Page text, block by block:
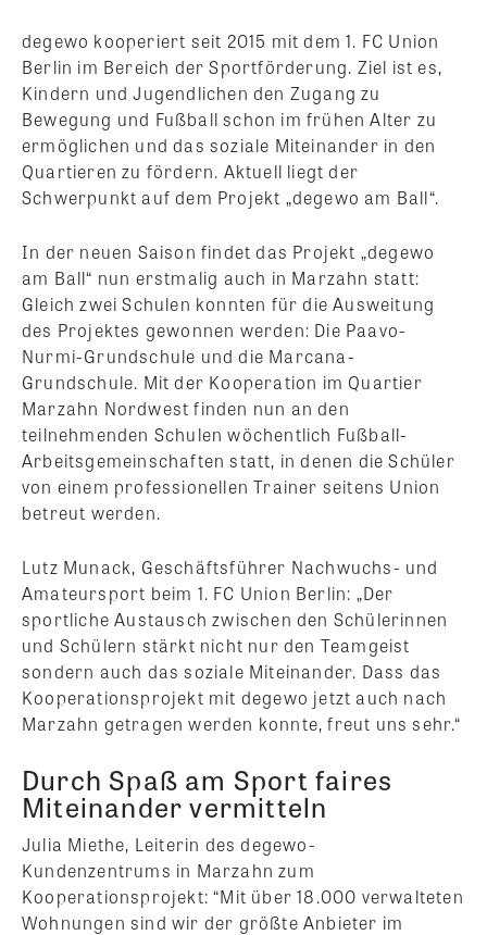
degewo kooperiert seit 2015 mit dem 1. FC Union
Berlin im Bereich der Sportförderung. Ziel ist es,
Kindern und Jugendlichen den Zugang zu
Bewegung und Fußball schon im frühen Alter zu
ermöglichen und das soziale Miteinander in den
Quartieren zu fördern. Aktuell liegt der
Schwerpunkt auf dem Projekt „degewo am Ball“.
In der neuen Saison findet das Projekt „degewo
am Ball“ nun erstmalig auch in Marzahn statt:
Gleich zwei Schulen konnten für die Ausweitung
des Projektes gewonnen werden: Die Paavo-
Nurmi-Grundschule und die Marcana-
Grundschule. Mit der Kooperation im Quartier
Marzahn Nordwest finden nun an den
teilnehmenden Schulen wöchentlich Fußball-
Arbeitsgemeinschaften statt, in denen die Schüler
von einem professionellen Trainer seitens Union
betreut werden.
Lutz Munack, Geschäftsführer Nachwuchs- und
Amateursport beim 1. FC Union Berlin: „Der
sportliche Austausch zwischen den Schülerinnen
und Schülern stärkt nicht nur den Teamgeist
sondern auch das soziale Miteinander. Dass das
Kooperationsprojekt mit degewo jetzt auch nach
Marzahn getragen werden konnte, freut uns sehr.“
Durch Spaß am Sport faires
Miteinander vermitteln
Julia Miethe, Leiterin des degewo-
Kundenzentrums in Marzahn zum
Kooperationsprojekt: “Mit über 18.000 verwalteten
Wohnungen sind wir der größte Anbieter im